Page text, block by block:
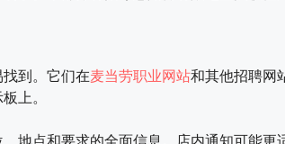
到。它们在麦当劳职业网站和其他招聘网
上。
地点和要求的全面信息。店内通知可能